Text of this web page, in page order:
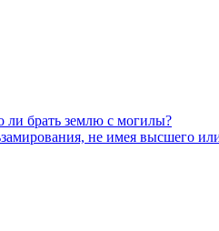
брать землю с могилы?
не имея высшего